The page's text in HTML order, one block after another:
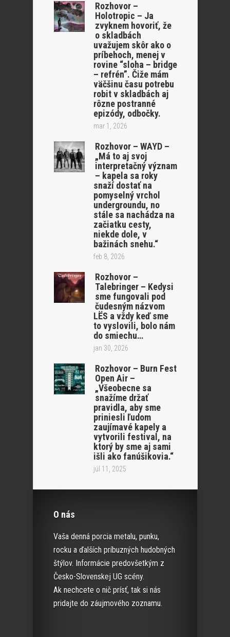
Rozhovor –
Holotropic – Ja
zvyknem hovoriť, že
o skladbách
uvažujem skôr ako o
príbehoch, menej v
rovine “sloha – bridge
– refrén”. Čiže mám
väčšinu času potrebu
robit v skladbách aj
rôzne postranné
epizódy, odbočky.
mar 1, 2026
Rozhovor – WAYD –
„Má to aj svoj
interpretačný význam
– kapela sa roky
snaží dostať na
pomyselný vrchol
undergroundu, no
stále sa nachádza na
začiatku cesty,
niekde dole, v
bažinách snehu.“
feb 8, 2026
Rozhovor –
Talebringer – Kedysi
sme fungovali pod
čudesným názvom
LËS a vždy keď sme
to vyslovili, bolo nám
do smiechu…
jan 30, 2026
Rozhovor – Burn Fest
Open Air –
„Všeobecne sa
snažíme držať
pravidla, aby sme
priniesli ľudom
zaujímavé kapely a
vytvorili festival, na
ktorý by sme aj sami
išli ako fanúšikovia.“
júl 11, 2025
O nás
Vaša denná porcia metalu, punku,
rocku a ďalších príbuzných hudobných
štýlov. Informácie predovšetkým z
Česko-Slovenskej UG scény.
Ak nechcete o nič prísť, tak si nás
pridajte do záujmového zoznamu.